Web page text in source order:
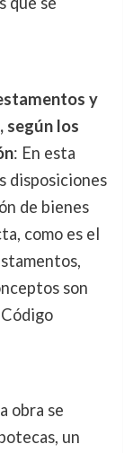
y
según los
: En esta
disposiciones
de bienes
como es el
son
obra se
un